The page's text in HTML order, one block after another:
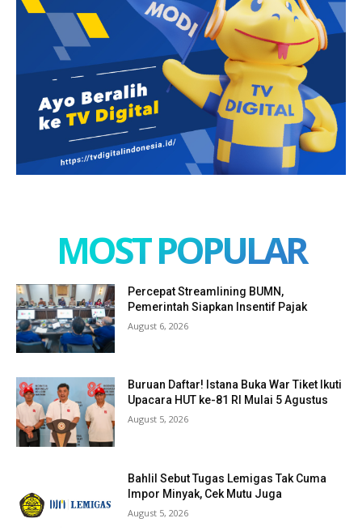
MOST POPULAR
Percepat Streamlining BUMN,
Pemerintah Siapkan Insentif Pajak
August 6, 2026
Buruan Daftar! Istana Buka War Tiket Ikuti
Upacara HUT ke-81 RI Mulai 5 Agustus
August 5, 2026
Bahlil Sebut Tugas Lemigas Tak Cuma
Impor Minyak, Cek Mutu Juga
August 5, 2026